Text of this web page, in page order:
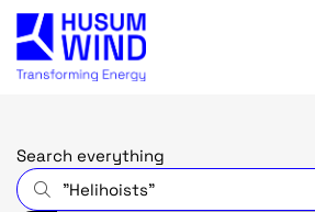
Search everything